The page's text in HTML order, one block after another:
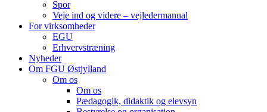
Spor
Veje ind og videre – vejledermanual
For virksomheder
EGU
Erhvervstræning
Nyheder
Om FGU Østjylland
Om os
Om os
Pædagogik, didaktik og elevsyn